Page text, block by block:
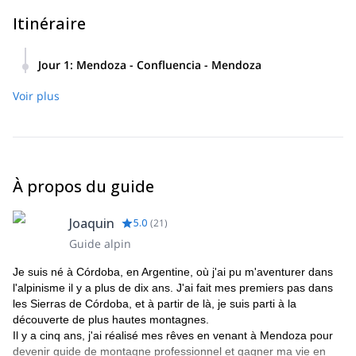
Itinéraire
Jour 1: Mendoza - Confluencia - Mendoza
km (environ 3 heures) en voiture vers Horcones, le point de
La randonnée se terminera vers 17h00 pour le retour à la
Voir plus
À propos du guide
Joaquin 5.0 (21)
Guide alpin
Je suis né à Córdoba, en Argentine, où j'ai pu m'aventurer dans
l'alpinisme il y a plus de dix ans. J'ai fait mes premiers pas dans
les Sierras de Córdoba, et à partir de là, je suis parti à la
découverte de plus hautes montagnes.
Il y a cinq ans, j'ai réalisé mes rêves en venant à Mendoza pour
devenir guide de montagne professionnel et gagner ma vie en